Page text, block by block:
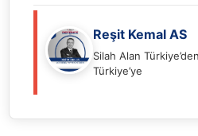
Reşit Kemal AS
Silah Alan
Türkiye’ye